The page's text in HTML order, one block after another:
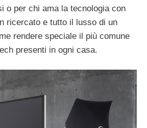
o per chi ama la tecnologia con
ricercato e tutto il lusso di un
rendere speciale il più comune
presenti in ogni casa.